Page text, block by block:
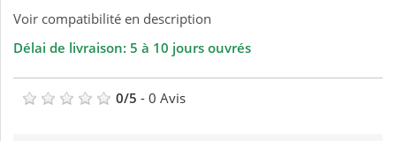
Voir compatibilité en description
Délai de livraison: 5 à 10 jours ouvrés
0/5 - 0 Avis